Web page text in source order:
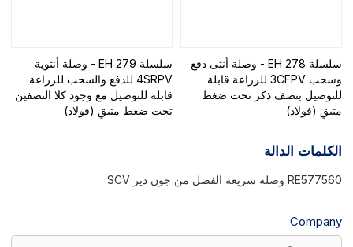
سلسلة EH 278 - وصلة أنثى دفع
وسحب 3CFPV للزراعة قابلة
للتوصيل بنصف ذكر تحت ضغط
متبقٍ (فولاذ)
سلسلة EH 279 - وصلة أنثوية
4SRPV للدفع والسحب للزراعة
قابلة للتوصيل مع وجود كلا النصفين
تحت ضغط متبقٍ (فولاذ)
الكلمات الدالة
RE577560 وصلة سريعة الفصل من جون دير SCV
Company